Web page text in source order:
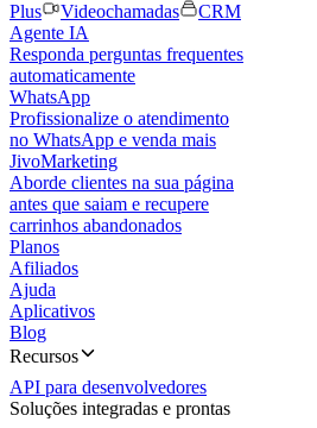
Plus
Videochamadas
CRM
Agente IA
Responda perguntas frequentes
automaticamente
WhatsApp
Profissionalize o atendimento
no WhatsApp e venda mais
JivoMarketing
Aborde clientes na sua página
antes que saiam e recupere
carrinhos abandonados
Planos
Afiliados
Ajuda
Aplicativos
Blog
Recursos
API para desenvolvedores
Soluções integradas e prontas